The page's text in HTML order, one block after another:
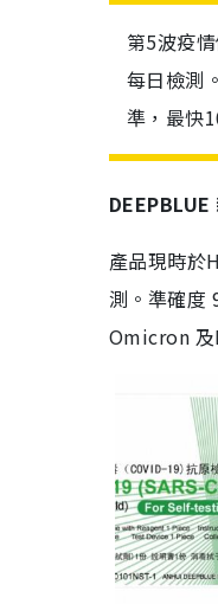
第5波疫
每日檢測
準，最快
產品現時於
測。準確度
Omicron 及